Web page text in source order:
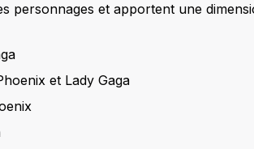
personnages et apportent une
et Lady Gaga